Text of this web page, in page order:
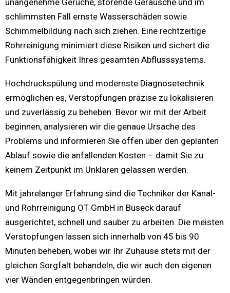
unangenehme Gerüche, störende Geräusche und im
schlimmsten Fall ernste Wasserschäden sowie
Schimmelbildung nach sich ziehen. Eine rechtzeitige
Rohrreinigung minimiert diese Risiken und sichert die
Funktionsfähigkeit Ihres gesamten Abflusssystems.
Hochdruckspülung und modernste Diagnosetechnik
ermöglichen es, Verstopfungen präzise zu lokalisieren
und zuverlässig zu beheben. Bevor wir mit der Arbeit
beginnen, analysieren wir die genaue Ursache des
Problems und informieren Sie offen über den geplanten
Ablauf sowie die anfallenden Kosten – damit Sie zu
keinem Zeitpunkt im Unklaren gelassen werden.
Mit jahrelanger Erfahrung sind die Techniker der Kanal-
und Rohrreinigung OT GmbH in Buseck darauf
ausgerichtet, schnell und sauber zu arbeiten. Die meisten
Verstopfungen lassen sich innerhalb von 45 bis 90
Minuten beheben, wobei wir Ihr Zuhause stets mit der
gleichen Sorgfalt behandeln, die wir auch den eigenen
vier Wänden entgegenbringen würden.